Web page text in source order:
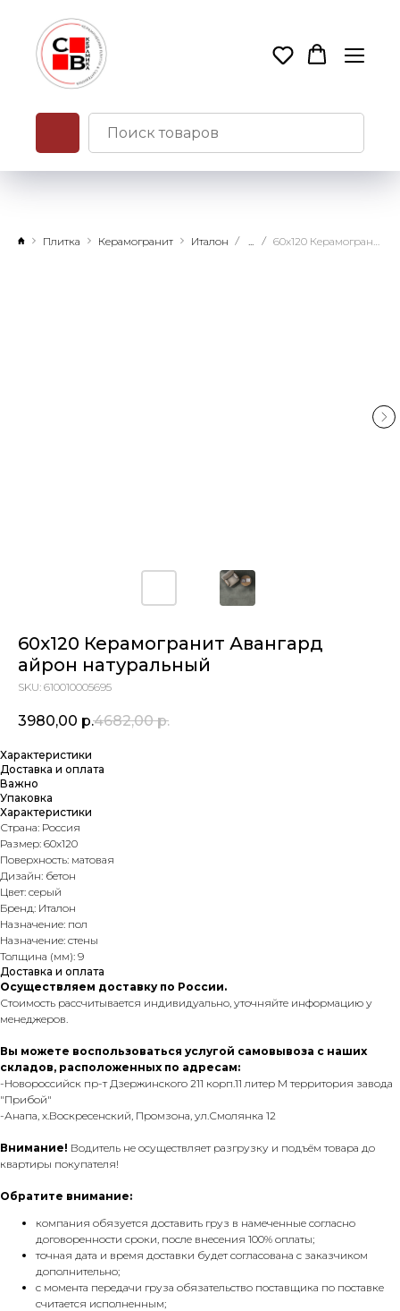
Плитка Керамогранит Италон
60х120 Керамогранит Авангард
айрон натуральный
SKU: 610010005695
3980,00 р.4682,00 р.
Характеристики
Доставка и оплата
Важно
Упаковка
Характеристики
Страна: Россия
Размер: 60х120
Поверхность: матовая
Дизайн: бетон
Цвет: серый
Бренд: Италон
Назначение: пол
Назначение: стены
Толщина (мм): 9
Доставка и оплата
Осуществляем доставку по России.
Стоимость рассчитывается индивидуально, уточняйте информацию у
менеджеров.
Вы можете воспользоваться услугой самовывоза с наших
складов, расположенных по адресам:
-Новороссийск пр-т Дзержинского 211 корп.11 литер М территория завода
"Прибой"
-Анапа, х.Воскресенский, Промзона, ул.Смолянка 12
Внимание! Водитель не осуществляет разгрузку и подъём товара до
квартиры покупателя!
Обратите внимание:
компания обязуется доставить груз в намеченные согласно
договоренности сроки, после внесения 100% оплаты;
точная дата и время доставки будет согласована с заказчиком
дополнительно;
с момента передачи груза обязательство поставщика по поставке
считается исполненным;